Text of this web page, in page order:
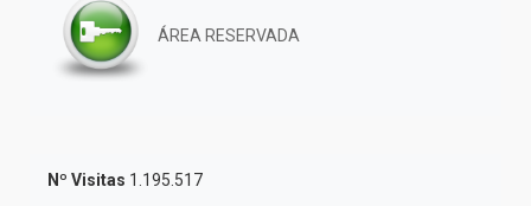
ÁREA RESERVADA
Nº Visitas 1.195.517